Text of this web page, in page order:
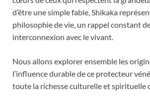
d’être une simple fable, Shikaka
philosophie de vie, un rappel constant
interconnexion avec le vivant.
Nous allons explorer ensemble les
l’influence durable de ce protecteur
toute la richesse culturelle et spirituelle